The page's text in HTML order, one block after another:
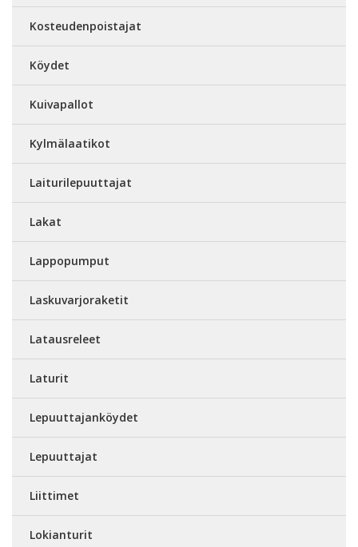
Kosteudenpoistajat
Köydet
Kuivapallot
Kylmälaatikot
Laiturilepuuttajat
Lakat
Lappopumput
Laskuvarjoraketit
Latausreleet
Laturit
Lepuuttajanköydet
Lepuuttajat
Liittimet
Lokianturit